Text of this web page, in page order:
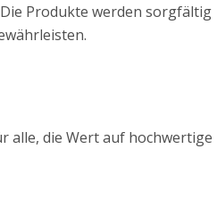
Produkte werden sorgfältig
alle, die Wert auf hochwertige